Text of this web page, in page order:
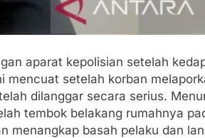
aparat kepolisian setelah
mencuat setelah korban
dilanggar secara serius.
tembok belakang rumahnya
menangkap basah pelaku dan